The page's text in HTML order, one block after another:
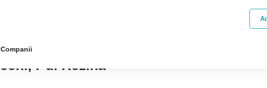
Companii
r-ul Rezina